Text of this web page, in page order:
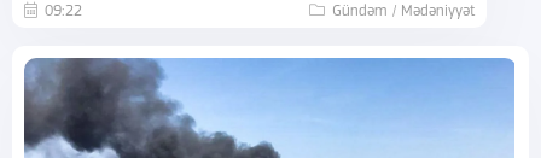
09:22 Gündəm / Mədəniyyət